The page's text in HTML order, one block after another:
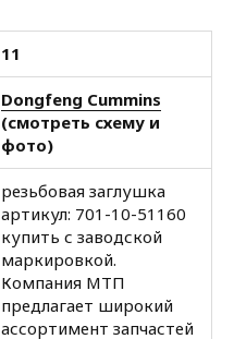
11
Dongfeng Cummins
(смотреть схему и
фото)
резьбовая заглушка
артикул: 701-10-51160
купить с заводской
маркировкой.
Компания МТП
предлагает широкий
ассортимент запчастей